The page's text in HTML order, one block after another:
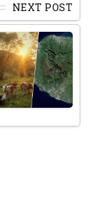
NEXT POST